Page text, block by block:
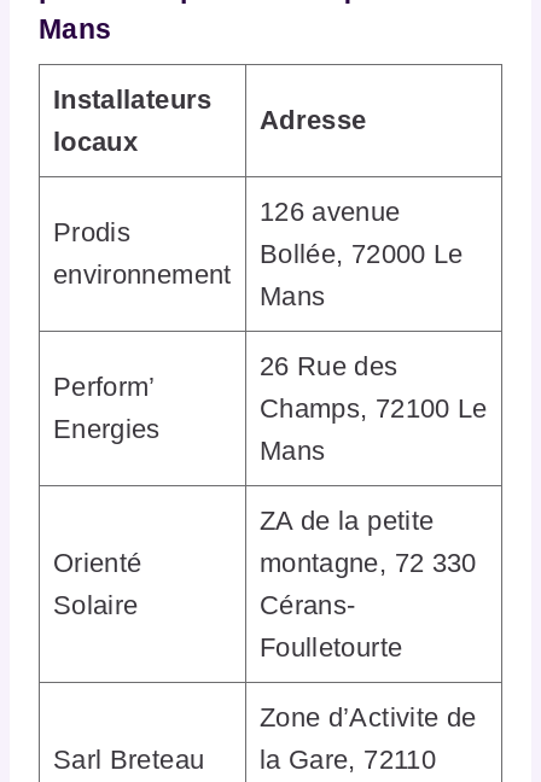
Mans
Installateurs
locaux
Adresse
Prodis
environnement
126 avenue
Bollée, 72000 Le
Mans
Perform’
Energies
26 Rue des
Champs, 72100 Le
Mans
Orienté
Solaire
ZA de la petite
montagne, 72 330
Cérans-
Foulletourte
Sarl Breteau
Zone d’Activite de
la Gare, 72110